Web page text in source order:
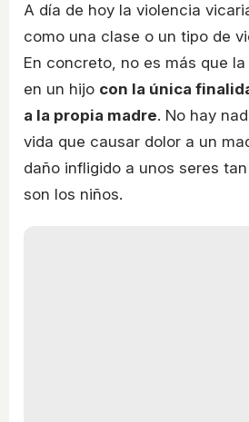
A día de hoy la violencia
como una clase o un tipo de
En concreto, no es más que
en un hijo con la única
a la propia madre. No hay
vida que causar dolor a un
daño infligido a unos seres
son los niños.